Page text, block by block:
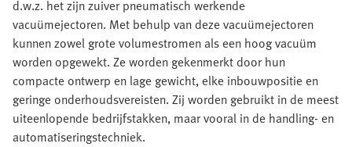
d.w.z. het zijn zuiver pneumatisch werkende
vacuümejectoren. Met behulp van deze vacuümejectoren
kunnen zowel grote volumestromen als een hoog vacuüm
worden opgewekt. Ze worden gekenmerkt door hun
compacte ontwerp en lage gewicht, elke inbouwpositie en
geringe onderhoudsvereisten. Zij worden gebruikt in de meest
uiteenlopende bedrijfstakken, maar vooral in de handling- en
automatiseringstechniek.